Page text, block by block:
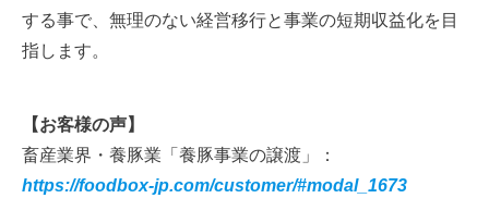
する事で、無理のない経営移行と事業の短期収益化を目
指します。
【お客様の声】
畜産業界・養豚業「養豚事業の譲渡」：
https://foodbox-jp.com/customer/#modal_1673